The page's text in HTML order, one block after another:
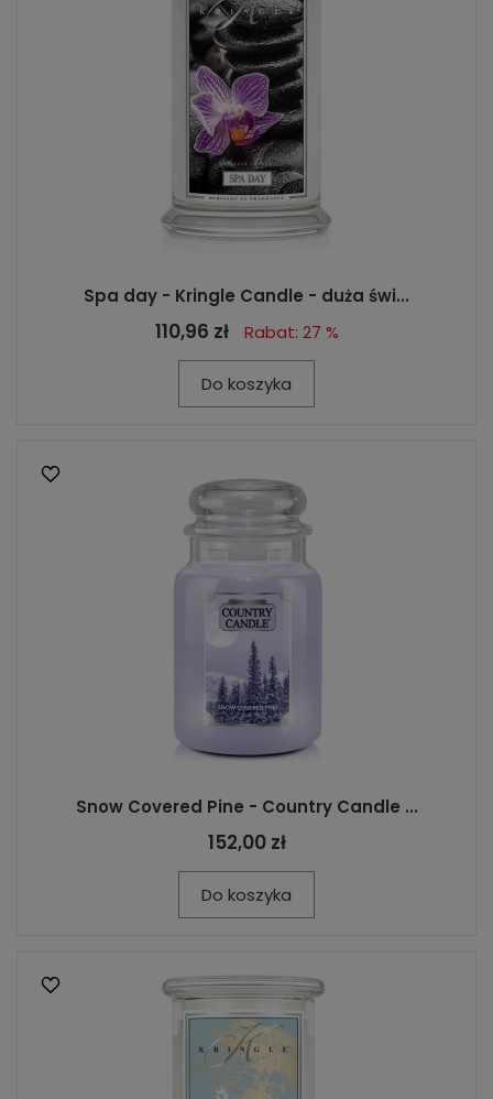
Spa day - Kringle Candle - duża świ...
110,96 zł Rabat: 27 %
Do koszyka
Snow Covered Pine - Country Candle ...
152,00 zł
Do koszyka